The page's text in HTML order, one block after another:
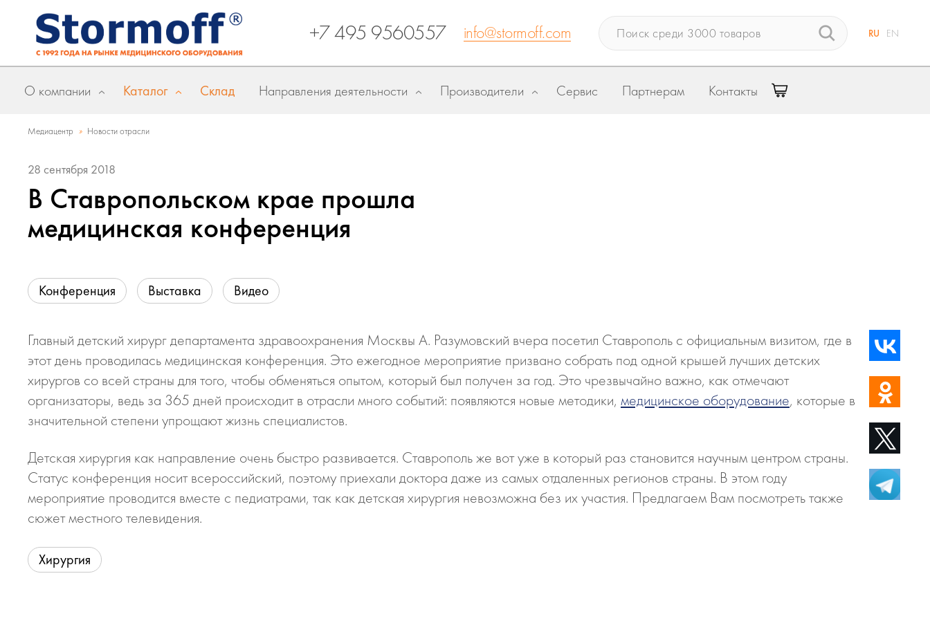
+7 495 9560557 info@stormoff.com RU EN
О компании Каталог Склад Направления деятельности Производители Сервис Партнерам Контакты
Медиацентр » Новости отрасли
28 сентября 2018
В Ставропольском крае прошла
медицинская конференция
Конференция Выставка Видео
Главный детский хирург департамента здравоохранения Москвы А. Разумовский вчера посетил Ставрополь с официальным визитом, где в
этот день проводилась медицинская конференция. Это ежегодное мероприятие призвано собрать под одной крышей лучших детских
хирургов со всей страны для того, чтобы обменяться опытом, который был получен за год. Это чрезвычайно важно, как отмечают
организаторы, ведь за 365 дней происходит в отрасли много событий: появляются новые методики, медицинское оборудование, которые в
значительной степени упрощают жизнь специалистов.
Детская хирургия как направление очень быстро развивается. Ставрополь же вот уже в который раз становится научным центром страны.
Статус конференция носит всероссийский, поэтому приехали доктора даже из самых отдаленных регионов страны. В этом году
мероприятие проводится вместе с педиатрами, так как детская хирургия невозможна без их участия. Предлагаем Вам посмотреть также
сюжет местного телевидения.
Хирургия